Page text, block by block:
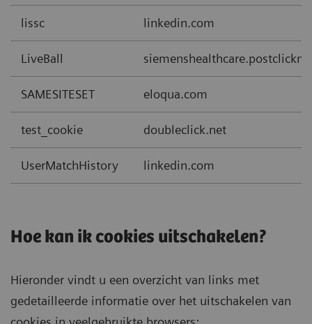
lissc linkedin.com
LiveBall
SAMESITESET eloqua.com
test_cookie doubleclick.net
UserMatchHistory linkedin.com
Hoe kan ik cookies uitschakelen?
Hieronder vindt u een overzicht van links met
gedetailleerde informatie over het uitschakelen van